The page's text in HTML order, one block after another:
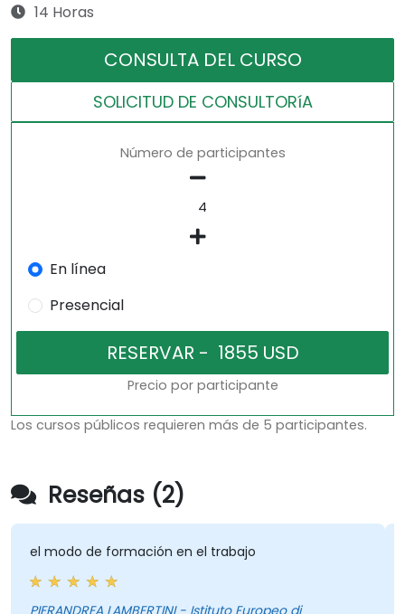
14 Horas
CONSULTA DEL CURSO
SOLICITUD DE CONSULTORíA
Número de participantes
En línea
Presencial
Precio por participante
Los cursos públicos requieren más de 5 participantes.
Reseñas (2)
el modo de formación en el trabajo